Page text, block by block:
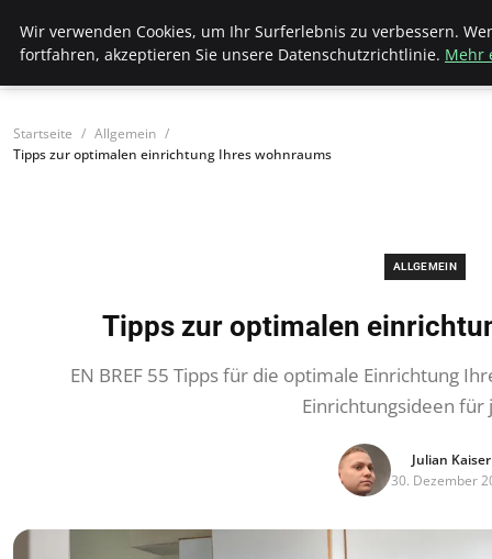
Bistro Grammophon
Startseite
Allgemein
Tipps zur optimalen einrichtung Ihres wohnraums
ALLGEMEIN
Tipps zur optimalen
EN BREF 55 Tipps für die optimale Einrichtung
Einrichtungsideen für
Julian Kaiser
30. Dezember
Wir verwenden Cookies, um Ihr Surferlebnis zu verbessern.
fortfahren, akzeptieren Sie unsere Datenschutzrichtlinie. Mehr